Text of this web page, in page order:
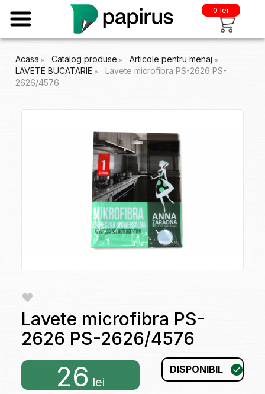
0 lei
Acasa Catalog produse
Articole pentru menaj
LAVETE BUCATARIE
Lavete microfibra PS-2626 PS-
2626/4576
Lavete microfibra PS-
2626 PS-2626/4576
26 lei
DISPONIBIL